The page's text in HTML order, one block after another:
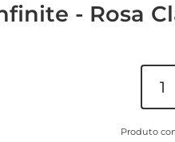
- Rosa
Produto